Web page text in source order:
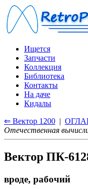
Ищется
Запчасти
Коллекция
Библиотека
Контакты
На даче
Кидалы
⇐ Вектор 1200 |
Отечественная
Вектор ПК-
вроде, рабочий